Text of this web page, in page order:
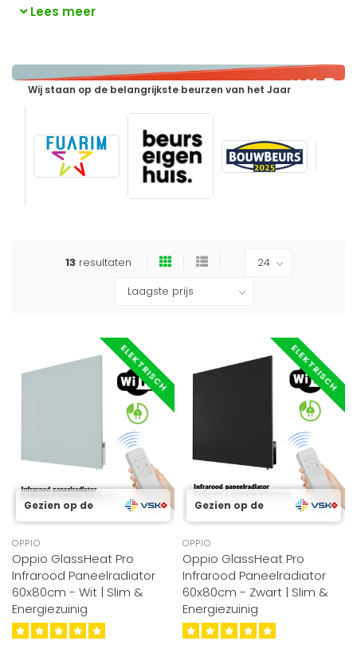
Lees meer
Wij staan op de belangrijkste beurzen van het Jaar
13 resultaten
ELEKTRISCH
Gezien op de
OPPIO
Oppio GlassHeat Pro
Infrarood Paneelradiator
60x80cm - Wit | Slim &
Energiezuinig
ELEKTRISCH
Gezien op de
OPPIO
Oppio GlassHeat Pro
Infrarood Paneelradiator
60x80cm - Zwart | Slim &
Energiezuinig